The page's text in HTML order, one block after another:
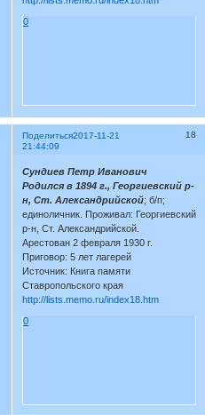
0
Поделиться 18
2017-11-21
21:44:09
Сундиев Петр Иванович
Родился в 1894 г., Георгиевский р-
н, Ст. Александрийской; б/п;
единоличник. Проживал: Георгиевский
р-н, Ст. Александрийской.
Арестован 2 февраля 1930 г.
Приговор: 5 лет лагерей
Источник: Книга памяти
Ставропольского края
http://lists.memo.ru/index18.htm
0